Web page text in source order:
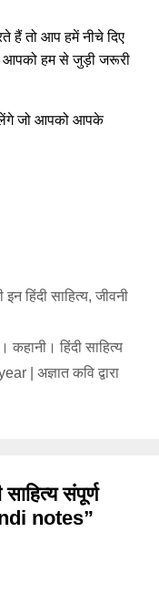
तो आप हमें नीचे दिए
आपको हम से जुड़ी जरूरी
जो आपको आपके
इन हिंदी साहित्य, जीवनी
हिंदी साहित्य
| अज्ञात कवि द्वारा
संपूर्ण
notes”